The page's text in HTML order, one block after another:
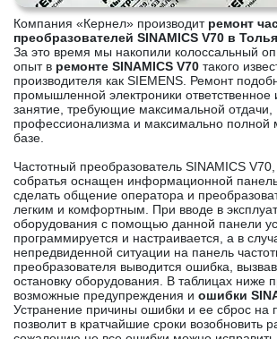
Компания «Кернел» производит ремонт
преобразователей SINAMICS V70 в
За это время мы накопили колоссальный
опыт в ремонте SINAMICS V70 такого
производителя как SIEMENS. Ремонт
промышленной электроники ответственное
занятие, требующие максимальной отдачи,
профессионализма и максимально полной
базе.
Частотный преобразователь SINAMICS V70,
собратья оснащен информационной
сделать общение оператора и
легким и комфортным. При вводе в
оборудования с помощью данной панели
программируется и настраивается, а в
непредвиденной ситуации на панель
преобразователя выводится ошибка,
остановку оборудования. В таблицах ниже
возможные предупреждения и ошибки
Устранение причины ошибки и ее сброс на
позволит в кратчайшие сроки возобновить